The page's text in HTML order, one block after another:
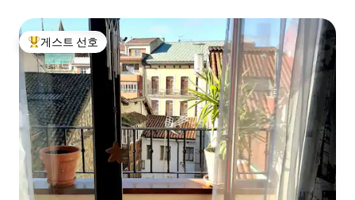
상위 게스트 선호
게스트 선호